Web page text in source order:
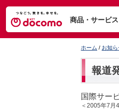
商品・サービス
ホーム / お知ら
報道
国際サー
＜2005年7月